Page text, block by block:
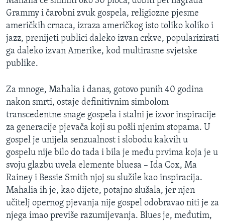
Grammy i čarobni zvuk gospela, religiozne pjesme
američkih crnaca, izraza američkog isto toliko koliko i
jazz, prenijeti publici daleko izvan crkve, popularizirati
ga daleko izvan Amerike, kod multirasne svjetske
publike.
Za mnoge, Mahalia i danas, gotovo punih 40 godina
nakon smrti, ostaje definitivnim simbolom
transcedentne snage gospela i stalni je izvor inspiracije
za generacije pjevača koji su pošli njenim stopama. U
gospel je unijela senzualnost i slobodu kakvih u
gospelu nije bilo do tada i bila je među prvima koja je u
svoju glazbu uvela elemente bluesa – Ida Cox, Ma
Rainey i Bessie Smith njoj su služile kao inspiracija.
Mahalia ih je, kao dijete, potajno slušala, jer njen
učitelj opernog pjevanja nije gospel odobravao niti je za
njega imao previše razumijevanja. Blues je, međutim,